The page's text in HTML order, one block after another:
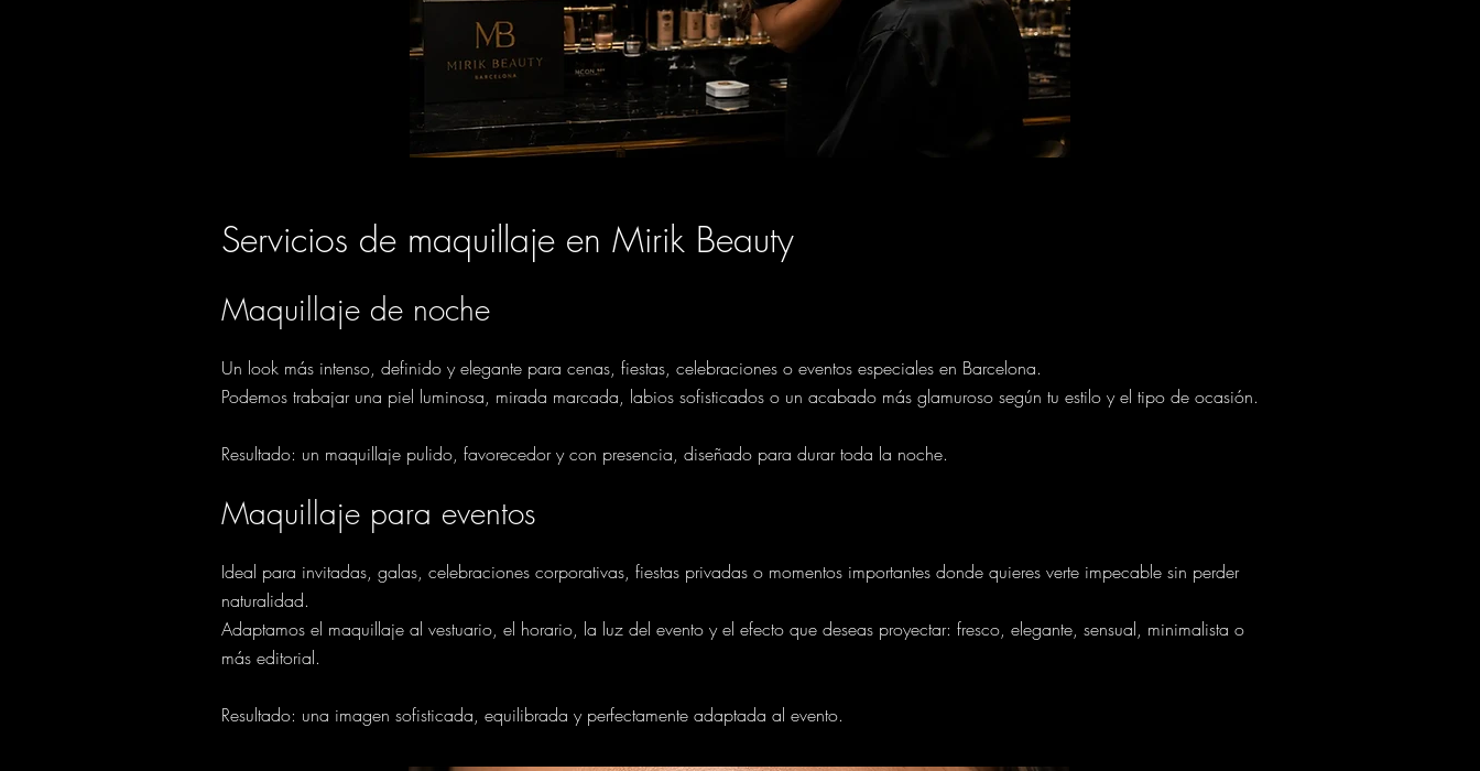
Servicios de maquillaje en Mirik Beauty
Maquillaje de noche
Un look más intenso, definido y elegante para cenas, fiestas, celebraciones o eventos especiales en Barcelona.
Podemos trabajar una piel luminosa, mirada marcada, labios sofisticados o un acabado más glamuroso según tu estilo y el tipo de ocasión.
Resultado: un maquillaje pulido, favorecedor y con presencia, diseñado para durar toda la noche.
Maquillaje para eventos
Ideal para invitadas, galas, celebraciones corporativas, fiestas privadas o momentos importantes donde quieres verte impecable sin perder
naturalidad.
Adaptamos el maquillaje al vestuario, el horario, la luz del evento y el efecto que deseas proyectar: fresco, elegante, sensual, minimalista o
más editorial.
Resultado: una imagen sofisticada, equilibrada y perfectamente adaptada al evento.